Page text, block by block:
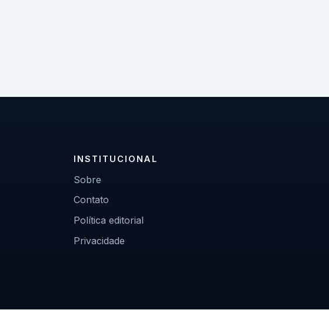
INSTITUCIONAL
Sobre
Contato
Política editorial
Privacidade